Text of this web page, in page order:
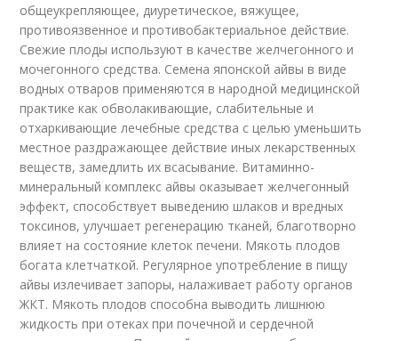
общеукрепляющее, диуретическое, вяжущее,
противоязвенное и противобактериальное действие.
Свежие плоды используют в качестве желчегонного и
мочегонного средства. Семена японской айвы в виде
водных отваров применяются в народной медицинской
практике как обволакивающие, слабительные и
отхаркивающие лечебные средства с целью уменьшить
местное раздражающее действие иных лекарственных
веществ, замедлить их всасывание. Витаминно-
минеральный комплекс айвы оказывает желчегонный
эффект, способствует выведению шлаков и вредных
токсинов, улучшает регенерацию тканей, благотворно
влияет на состояние клеток печени. Мякоть плодов
богата клетчаткой. Регулярное употребление в пищу
айвы излечивает запоры, налаживает работу органов
ЖКТ. Мякоть плодов способна выводить лишнюю
жидкость при отеках при почечной и сердечной